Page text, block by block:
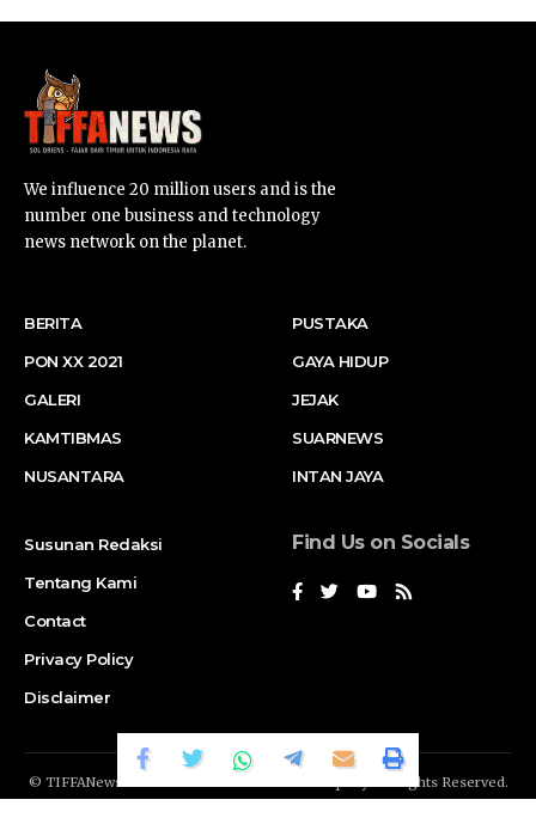
We influence 20 million users and is the
number one business and technology
news network on the planet.
BERITA
PON XX 2021
GALERI
KAMTIBMAS
NUSANTARA
PUSTAKA
GAYA HIDUP
JEJAK
SUARNEWS
INTAN JAYA
Susunan Redaksi
Tentang Kami
Contact
Privacy Policy
Disclaimer
Find Us on Socials
© TIFFANews Network. RAKA
Company. All Rights Reserved.
Suar News